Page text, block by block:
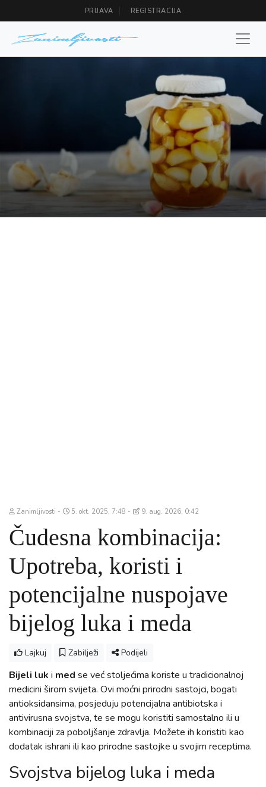
PRIJAVA REGISTRACIJA
Zanimljivosti 5. okt. 2025, 7:48 9. aug. 2026, 0:42
Čudesna kombinacija:
Upotreba, koristi i
potencijalne nuspojave
bijelog luka i meda
Lajkuj Zabilježi Podijeli
Bijeli luk i med se već stoljećima koriste u tradicionalnoj
medicini širom svijeta. Ovi moćni prirodni sastojci, bogati
antioksidansima, posjeduju potencijalna antibiotska i
antivirusna svojstva, te se mogu koristiti samostalno ili u
kombinaciji za poboljšanje zdravlja. Možete ih koristiti kao
dodatak ishrani ili kao prirodne sastojke u svojim receptima.
Svojstva bijelog luka i meda